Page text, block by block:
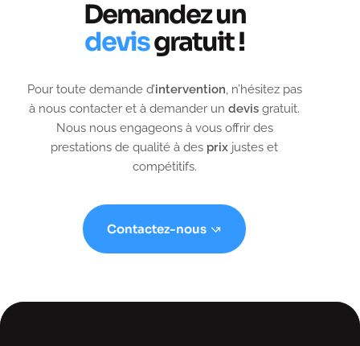
Demandez un
devisgratuit !
Pour toute demande d’intervention, n’hésitez pas
à nous contacter et à demander undevis gratuit.
Nous nous engageons à vous offrir des
prestations de qualité à des prix justes et
compétitifs.
Contactez-nous